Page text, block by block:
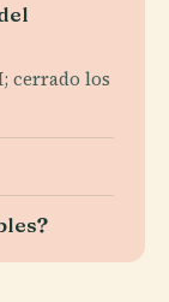
cerrado los